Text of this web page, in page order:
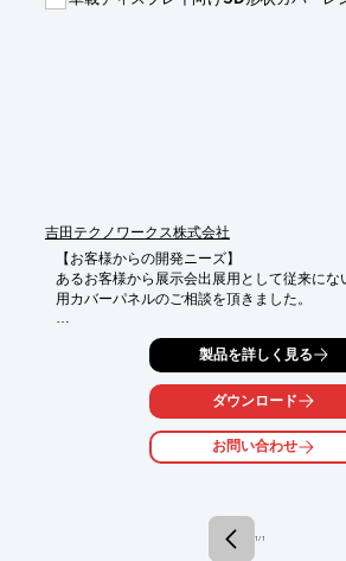
吉田テクノワークス株式会社
【お客様からの開発ニーズ】
あるお客様から展示会出展用として従来に
用カバーパネルのご相談を頂きました。
【より具体的な要求内容】
カバーパネルの”奥行き感”を演出するため、
飾を施したいリクエストがありました。
【当社からのご提案内容】
弊社が有するダブルインモールド工法（金型
入れ、成形同時に両面転写加飾する）を活用
を施し、偏向サングラス対応も行いました。
製品を詳しく見る
ダウンロード
お問い合わせ
1 / 1